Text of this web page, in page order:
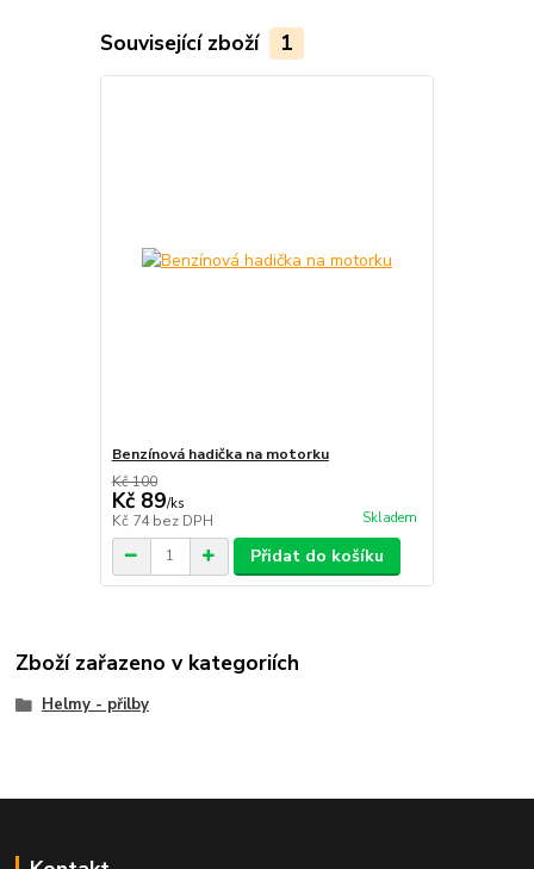
Související zboží 1
Benzínová hadička na motorku
Kč 100
Kč 89/ks
Kč 74bez DPH Skladem
Přidat do košíku
Zboží zařazeno v kategoriích
Helmy - přilby